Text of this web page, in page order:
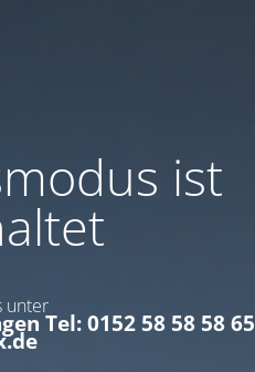
ist
unter
Tel: 0152 58 58 58 65